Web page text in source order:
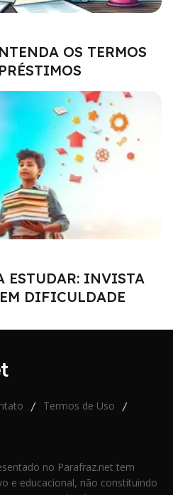
OS TERMOS
ESTUDAR: INVISTA
DIFICULDADE
/ Termos de Uso /
no Parafraz.net tem
e educacional, não constituindo